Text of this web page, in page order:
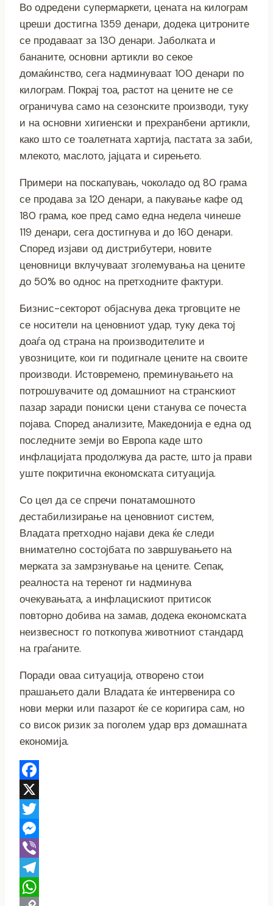
Во одредени супермаркети, цената на килограм
цреши достигна 1359 денари, додека цитроните
се продаваат за 130 денари. Јаболката и
бананите, основни артикли во секое
домаќинство, сега надминуваат 100 денари по
килограм. Покрај тоа, растот на цените не се
ограничува само на сезонските производи, туку
и на основни хигиенски и прехранбени артикли,
како што се тоалетната хартија, пастата за заби,
млекото, маслото, јајцата и сирењето.
Примери на поскапувањ, чоколадо од 80 грама
се продава за 120 денари, а пакување кафе од
180 грама, кое пред само една недела чинеше
119 денари, сега достигнува и до 160 денари.
Според изјави од дистрибутери, новите
ценовници вклучуваат зголемувања на цените
до 50% во однос на претходните фактури.
Бизнис-секторот објаснува дека трговците не
се носители на ценовниот удар, туку дека тој
доаѓа од страна на производителите и
увозниците, кои ги подигнале цените на своите
производи. Истовремено, преминувањето на
потрошувачите од домашниот на странскиот
пазар заради пониски цени станува се почеста
појава. Според анализите, Македонија е една од
последните земји во Европа каде што
инфлацијата продолжува да расте, што ја прави
уште покритична економската ситуација.
Со цел да се спречи понатамошното
дестабилизирање на ценовниот систем,
Владата претходно најави дека ќе следи
внимателно состојбата по завршувањето на
мерката за замрзнување на цените. Сепак,
реалноста на теренот ги надминува
очекувањата, а инфлацискиот притисок
повторно добива на замав, додека економската
неизвесност го поткопува животниот стандард
на граѓаните.
Поради оваа ситуација, отворено стои
прашањето дали Владата ќе интервенира со
нови мерки или пазарот ќе се коригира сам, но
со висок ризик за поголем удар врз домашната
економија.
F
a
c
e
b
o
X
T
w
t
M
e
s
V
T